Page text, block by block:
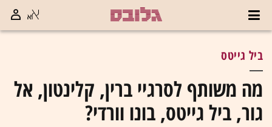
ביל גייטס
מה משותף לסרגיי ברין, קלינטון, אל
גור, ביל גייטס, בונו וורדי?